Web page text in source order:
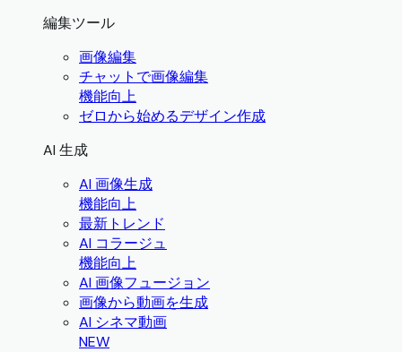
編集ツール
画像編集
チャットで画像編集
機能向上
ゼロから始めるデザイン作成
AI 生成
AI 画像生成
機能向上
最新トレンド
AI コラージュ
機能向上
AI 画像フュージョン
画像から動画を生成
AI シネマ動画
NEW